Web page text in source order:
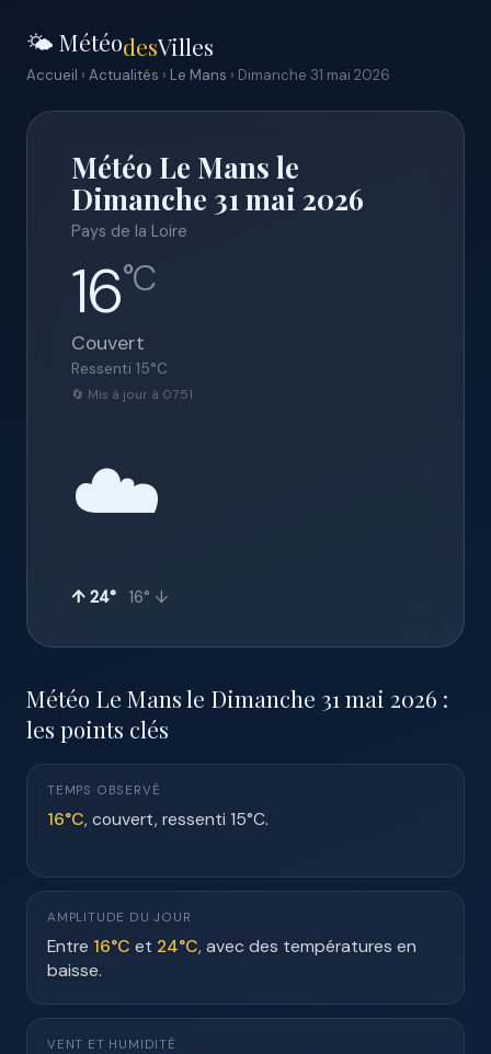
🌤️ MétéodesVilles
Accueil › Actualités › Le Mans › Dimanche 31 mai 2026
Météo Le Mans le
Dimanche 31 mai 2026
Pays de la Loire
16°C
Couvert
Ressenti 15°C
🔄 Mis à jour à 07:51
☁️
↑ 24° 16° ↓
Météo Le Mans le Dimanche 31 mai 2026 :
les points clés
TEMPS OBSERVÉ
16°C, couvert, ressenti 15°C.
AMPLITUDE DU JOUR
Entre 16°C et 24°C, avec des températures en
baisse.
VENT ET HUMIDITÉ